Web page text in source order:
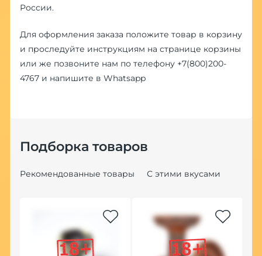
России.
Для оформления заказа положите товар в корзину
и проследуйте инструкциям на странице корзины
или же позвоните нам по телефону +7(800)200-
4767и напишите в Whatsapp
Подборка товаров
Рекомендованные товары С этими вкусами